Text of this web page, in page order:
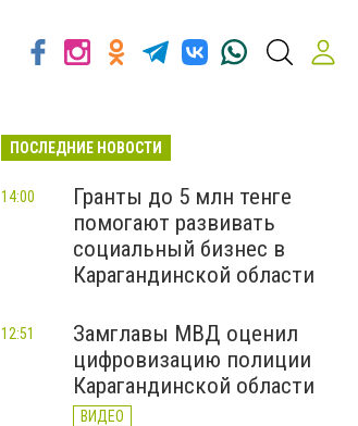
ПОСЛЕДНИЕ НОВОСТИ
Гранты до 5 млн тенге
помогают развивать
социальный бизнес в
Карагандинской области
14:00
Замглавы МВД оценил
цифровизацию полиции
Карагандинской области
ВИДЕО
12:51